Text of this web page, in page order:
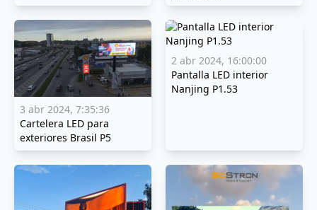
3 abr 2024, 7:35:36
Cartelera LED para
exteriores Brasil P5
2 abr 2024, 16:00:00
Pantalla LED interior
Nanjing P1.53